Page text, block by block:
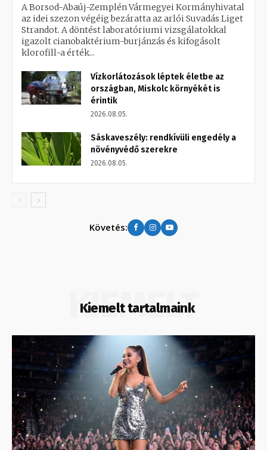
A Borsod-Abaúj-Zemplén Vármegyei Kormányhivatal
az idei szezon végéig bezáratta az arlói Suvadás Liget
Strandot. A döntést laboratóriumi vizsgálatokkal
igazolt cianobaktérium-burjánzás és kifogásolt
klorofill-a érték...
Vízkorlátozások léptek életbe az
országban, Miskolc környékét is
érintik
2026.08.05.
Sáskaveszély: rendkívüli engedély a
növényvédő szerekre
2026.08.05.
Követés:
Kiemelt tartalmaink
KIEMELT